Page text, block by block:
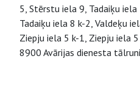
5, Stērstu iela 9, Tadaiķu iela
Tadaiķu iela 8 k-2, Valdeķu
Ziepju iela 5 k-1, Ziepju iela
8900 Avārijas dienesta